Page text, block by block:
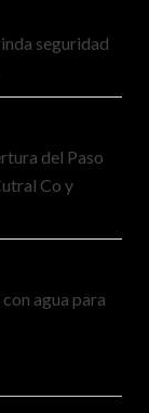
seguridad
del Paso
Co y
agua para